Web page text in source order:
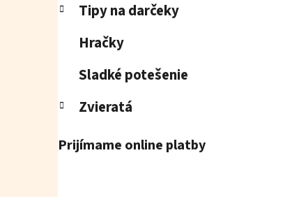
Tipy na darčeky
Hračky
Sladké potešenie
Zvieratá
Prijímame online platby